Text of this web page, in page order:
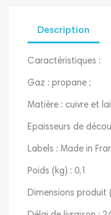
Description
Caractéristiques :
Gaz : propane ;
Matière : cuivre et
Epaisseurs de
Labels : Made in
Poids (kg) : 0,1
Dimensions produit